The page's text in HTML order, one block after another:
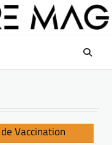
Vaccination